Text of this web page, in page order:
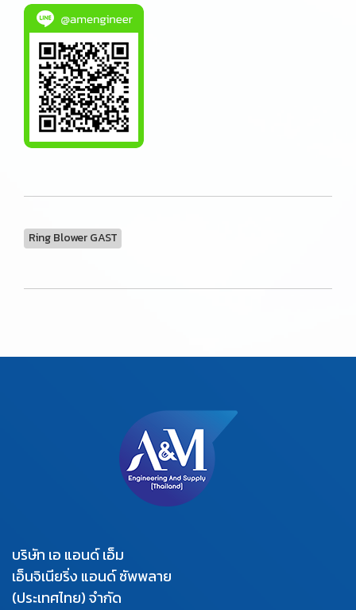
Ring Blower GAST
บริษัท เอ แอนด์ เอ็ม
เอ็นจิเนียริ่ง แอนด์ ซัพพลาย
(ประเทศไทย) จำกัด